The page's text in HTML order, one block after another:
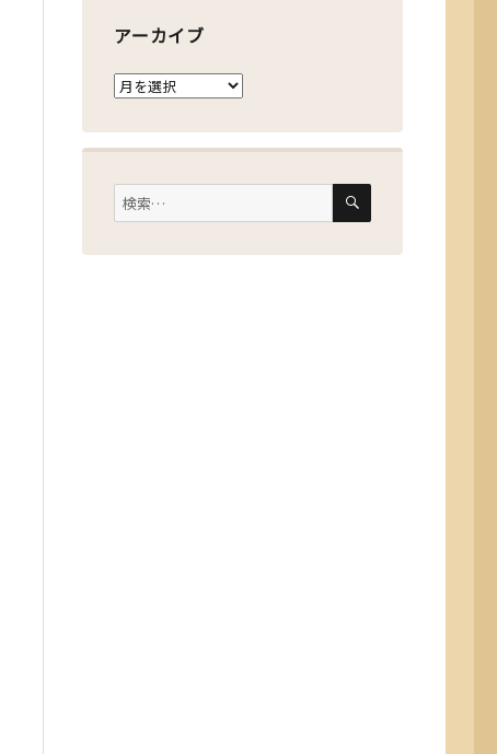
アーカイブ
ア
カ
ブ
検
索:
検